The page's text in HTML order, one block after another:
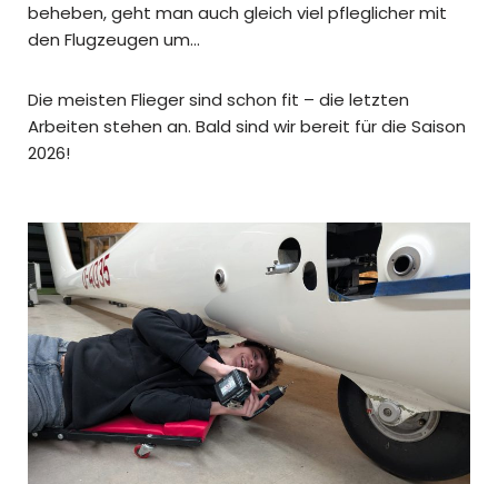
beheben, geht man auch gleich viel pfleglicher mit
den Flugzeugen um…
Die meisten Flieger sind schon fit – die letzten
Arbeiten stehen an. Bald sind wir bereit für die Saison
2026!